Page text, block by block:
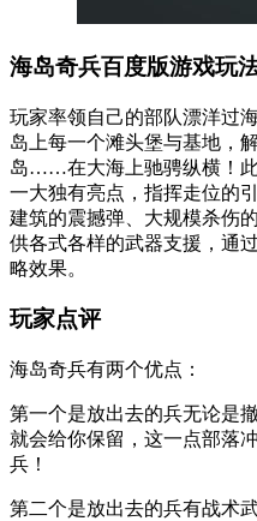
海岛奇兵百度版游戏玩
玩家率领自己的部队漂洋过
岛上每一个滩头堡与基地，
岛……在大海上驰骋纵横！
一大独有亮点，指挥走位的
建筑的震撼弹、大规模杀伤
供各式各样的武器支援，通
略效果。
玩家点评
海岛奇兵有两个优点：
第一个是放出去的兵无论是
就会给你保留，这一点部落
兵！
第二个是放出去的兵有战术